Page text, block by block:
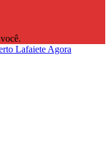
Lafaiete Agora